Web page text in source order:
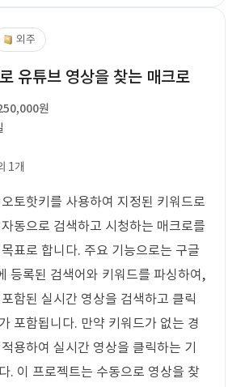
외주
유튜브 영상을 찾는 매크로
원
1개
토핫키를 사용하여 지정된 키워드로
동으로 검색하고 시청하는 매크로를
표로 합니다. 주요 기능으로는 구글
등록된 검색어와 키워드를 파싱하여,
함된 실시간 영상을 검색하고 클릭
포함됩니다. 만약 키워드가 없는 경
용하여 실시간 영상을 클릭하는 기
. 이 프로젝트는 수동으로 영상을 찾